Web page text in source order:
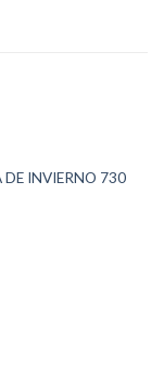
DE INVIERNO 730